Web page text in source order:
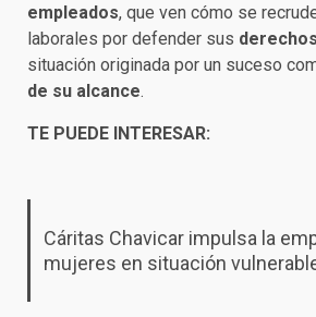
empleados, que ven cómo se
laborales por defender sus derechos
situación originada por un suceso
de su alcance.
TE PUEDE INTERESAR:
Cáritas Chavicar impulsa la
mujeres en situación